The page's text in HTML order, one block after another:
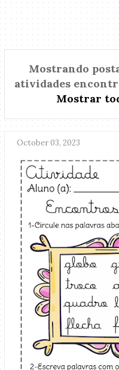
Mostrando
atividades
Mostrar
October 03, 2023